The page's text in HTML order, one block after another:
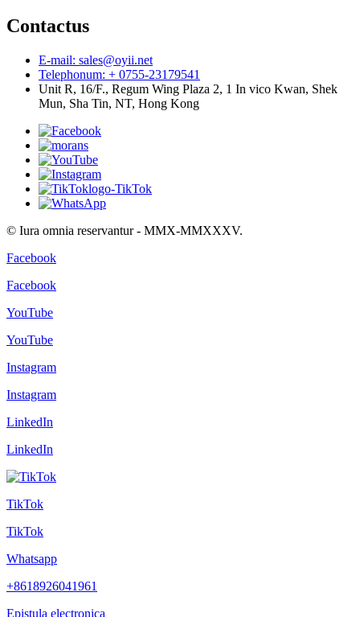
Contactus
E-mail: sales@oyii.net
Telephonum: + 0755-23179541
Unit R, 16/F., Regum Wing Plaza 2, 1 In vico Kwan, Shek
Mun, Sha Tin, NT, Hong Kong
© Iura omnia reservantur - MMX-MMXXXV.
Facebook
Facebook
YouTube
YouTube
Instagram
Instagram
LinkedIn
LinkedIn
TikTok
TikTok
Whatsapp
+8618926041961
Epistula electronica